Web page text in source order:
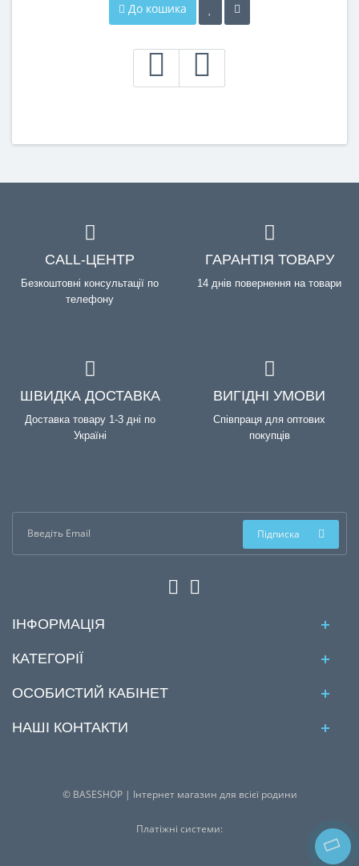
До кошика
CALL-ЦЕНТР
Безкоштовні консультації по
телефону
ГАРАНТІЯ ТОВАРУ
14 днів повернення на товари
ШВИДКА ДОСТАВКА
Доставка товару 1-3 дні по
Україні
ВИГІДНІ УМОВИ
Співпраця для оптових
покупців
Підписка
ІНФОРМАЦІЯ
КАТЕГОРІЇ
ОСОБИСТИЙ КАБІНЕТ
НАШІ КОНТАКТИ
© BASESHOP | Інтернет магазин для всієї родини
Платіжні системи: